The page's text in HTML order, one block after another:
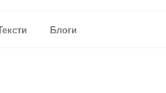
Блоги